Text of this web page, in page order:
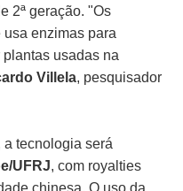
2ª geração. "Os
enzimas para
usadas na
Villela, pesquisador
a tecnologia será
UFRJ, com royalties
chinesa. O uso da